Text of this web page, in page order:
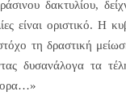
δακτυλίου,
είναι οριστικό. Η
τη δραστική
δυσανάλογα τα